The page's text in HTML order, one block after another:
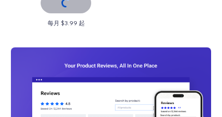
每月 $3.99 起